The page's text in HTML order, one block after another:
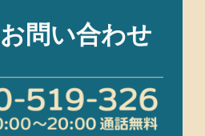
問い合わせ